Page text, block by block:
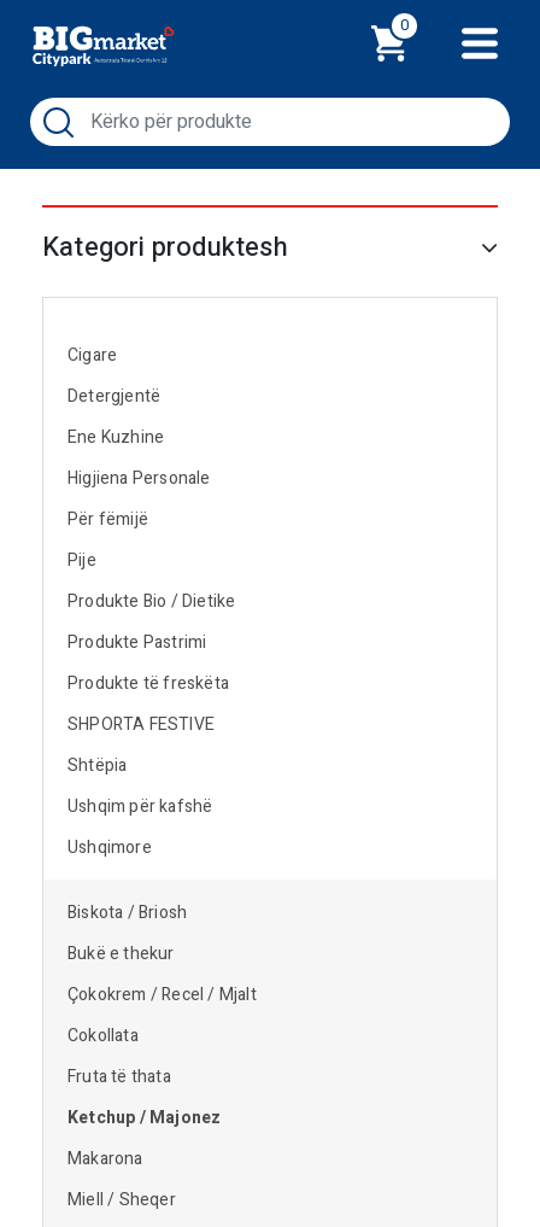
0
Kategori produktesh
Cigare
Detergjentë
Ene Kuzhine
Higjiena Personale
Për fëmijë
Pije
Produkte Bio / Dietike
Produkte Pastrimi
Produkte të freskëta
SHPORTA FESTIVE
Shtëpia
Ushqim për kafshë
Ushqimore
Biskota / Briosh
Bukë e thekur
Çokokrem / Recel / Mjalt
Cokollata
Fruta të thata
Ketchup / Majonez
Makarona
Miell / Sheqer